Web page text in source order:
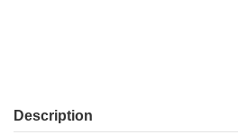
Description